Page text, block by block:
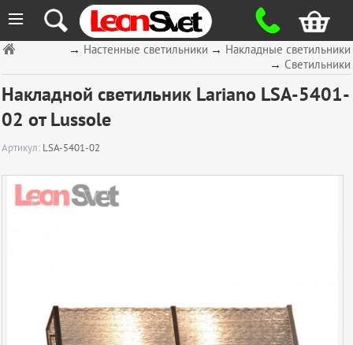
≡
→ Накладные светильники
→ Настенные светильники
→ Светильники
Накладной светильник Lariano LSA-5401-
02 от Lussole
Артикул: LSA-5401-02